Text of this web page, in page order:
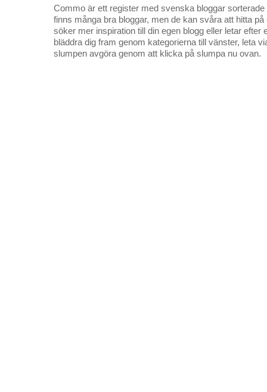
Commo är ett register med svenska bloggar sorterade
finns många bra bloggar, men de kan svåra att hitta
söker mer inspiration till din egen blogg eller letar efter
bläddra dig fram genom kategorierna till vänster, leta
slumpen avgöra genom att klicka på slumpa nu ovan.